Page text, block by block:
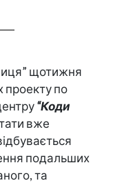
щотижня
проекту по
“Коди
вже
подальших
та